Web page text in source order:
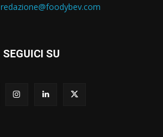
redazione@foodybev.com
SEGUICI SU